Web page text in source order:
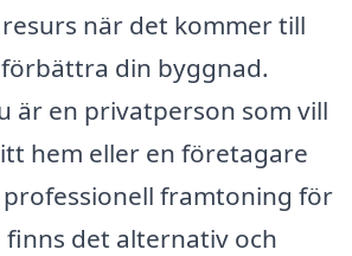
när det kommer till
din byggnad.
är en privatperson som vill
hem eller en företagare
professionell framtoning för
det alternativ och